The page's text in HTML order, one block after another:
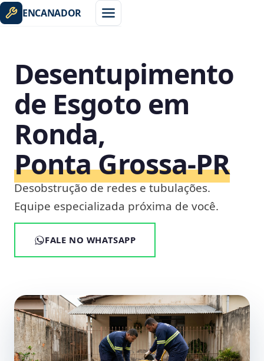
ENCANADOR
Desentupimento
de Esgoto em
Ronda,
Ponta Grossa‑PR
Desobstrução de redes e tubulações.
Equipe especializada próxima de você.
FALE NO WHATSAPP